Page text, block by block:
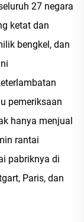
27 negara
ketat dan
bengkel, dan
pemeriksaan
hanya menjual
rantai
pabriknya di
Paris, dan